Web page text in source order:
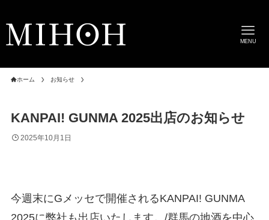
MENU
ホーム お知らせ
KANPAI! GUNMA 2025出店のお知らせ
2025年10月1日
今週末にGメッセで開催されるKANPAI! GUNMA
2025に弊社も出店いたします。/群馬の地酒を中心